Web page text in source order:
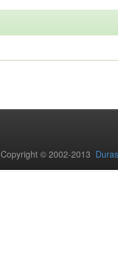
Copyright © 2002-2013